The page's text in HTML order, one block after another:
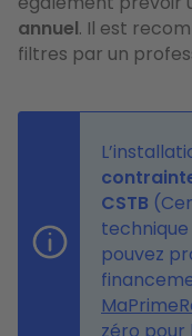
annuel. Il est
filtres par un
CSTB
pouvez